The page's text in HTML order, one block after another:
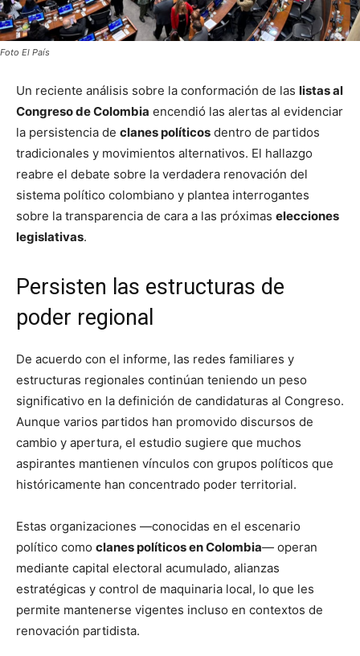
Foto El País
Un reciente análisis sobre la conformación de las listas al
Congreso de Colombia encendió las alertas al evidenciar
la persistencia de clanes políticos dentro de partidos
tradicionales y movimientos alternativos. El hallazgo
reabre el debate sobre la verdadera renovación del
sistema político colombiano y plantea interrogantes
sobre la transparencia de cara a las próximas elecciones
legislativas.
Persisten las estructuras de
poder regional
De acuerdo con el informe, las redes familiares y
estructuras regionales continúan teniendo un peso
significativo en la definición de candidaturas al Congreso.
Aunque varios partidos han promovido discursos de
cambio y apertura, el estudio sugiere que muchos
aspirantes mantienen vínculos con grupos políticos que
históricamente han concentrado poder territorial.
Estas organizaciones —conocidas en el escenario
político como clanes políticos en Colombia— operan
mediante capital electoral acumulado, alianzas
estratégicas y control de maquinaria local, lo que les
permite mantenerse vigentes incluso en contextos de
renovación partidista.